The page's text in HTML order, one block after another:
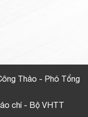
Thảo - Phó Tổng
chí - Bộ VHTT